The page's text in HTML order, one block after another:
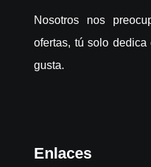
Nosotros nos
ofertas, tú solo
gusta.
Enlaces